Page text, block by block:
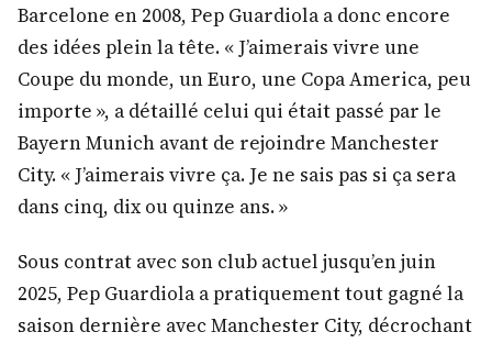
Barcelone en 2008, Pep Guardiola a donc encore
des idées plein la tête. « J’aimerais vivre une
Coupe du monde, un Euro, une Copa America, peu
importe », a détaillé celui qui était passé par le
Bayern Munich avant de rejoindre Manchester
City. « J’aimerais vivre ça. Je ne sais pas si ça sera
dans cinq, dix ou quinze ans. »
Sous contrat avec son club actuel jusqu’en juin
2025, Pep Guardiola a pratiquement tout gagné la
saison dernière avec Manchester City, décrochant